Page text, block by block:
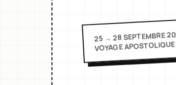
25 → 28 SEPTEMBRE
VOYAGE